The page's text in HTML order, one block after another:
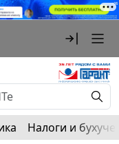
Налоги и